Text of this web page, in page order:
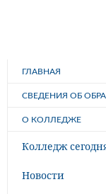
ГЛАВНАЯ
СВЕДЕНИЯ ОБ
О КОЛЛЕДЖЕ
Колледж
Новости